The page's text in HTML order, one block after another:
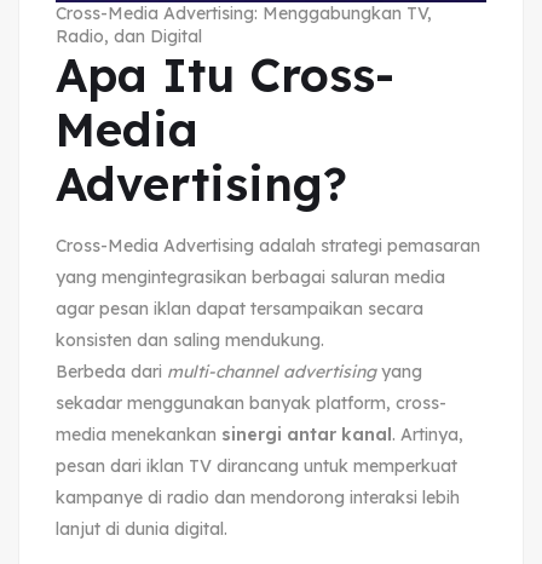
Cross-Media Advertising: Menggabungkan TV,
Radio, dan Digital
Apa Itu Cross-
Media
Advertising?
Cross-Media Advertising adalah strategi pemasaran
yang mengintegrasikan berbagai saluran media
agar pesan iklan dapat tersampaikan secara
konsisten dan saling mendukung.
Berbeda dari multi-channel advertisingyang
sekadar menggunakan banyak platform, cross-
media menekankan sinergi antar kanal. Artinya,
pesan dari iklan TV dirancang untuk memperkuat
kampanye di radio dan mendorong interaksi lebih
lanjut di dunia digital.